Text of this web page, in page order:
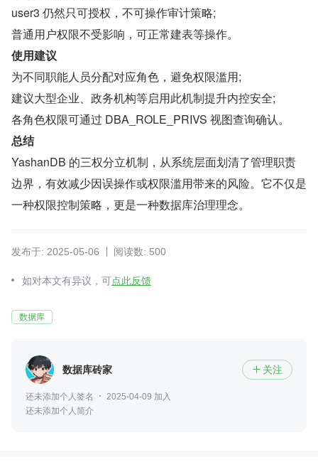
user3 仍然只可授权，不可操作审计策略;
普通用户权限不受影响，可正常建表等操作。
使用建议
为不同职能人员分配对应角色，避免权限滥用;
建议大型企业、政务机构等启用此机制提升内控安全;
各角色权限可通过 DBA_ROLE_PRIVS 视图查询确认。
总结
YashanDB 的三权分立机制，从系统层面划清了管理职责
边界，有效减少因误操作或权限滥用带来的风险。它不仅是
一种权限控制策略，更是一种数据库治理理念。
发布于: 2025-05-06 阅读数: 500
如对本文有异议，可点此反馈
数据库
数据库砖家  关注
还未添加个人签名
2025-04-09 加入
还未添加个人简介